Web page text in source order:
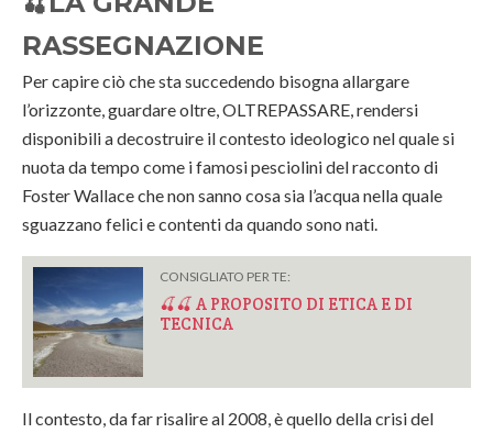
RASSEGNAZIONE
Per capire ciò che sta succedendo bisogna allargare
l’orizzonte, guardare oltre, OLTREPASSARE, rendersi
disponibili a decostruire il contesto ideologico nel quale si
nuota da tempo come i famosi pesciolini del racconto di
Foster Wallace che non sanno cosa sia l’acqua nella quale
sguazzano felici e contenti da quando sono nati.
CONSIGLIATO PER TE:
🍒🍒 A PROPOSITO DI ETICA E DI
TECNICA
Il contesto, da far risalire al 2008, è quello della crisi del